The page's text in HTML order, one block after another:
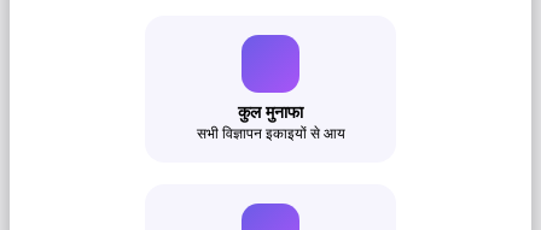
कुल मुनाफा
सभी विज्ञापन इकाइयों से आय